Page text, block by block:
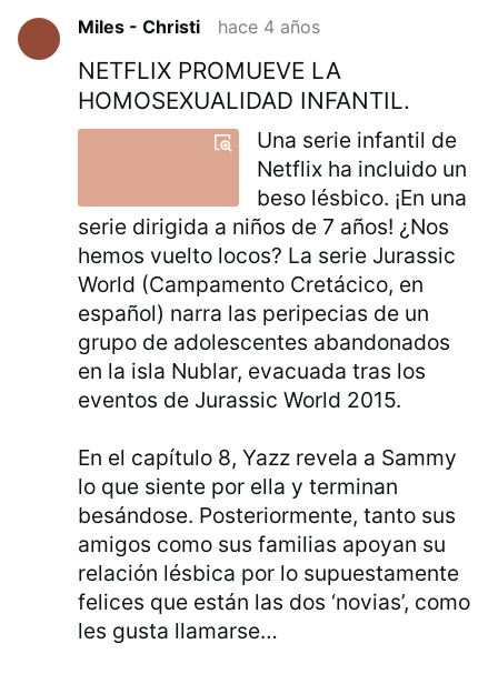
Miles - Christi hace 4 años
NETFLIX PROMUEVE LA
HOMOSEXUALIDAD INFANTIL.
Una serie infantil de
Netflix ha incluido un
beso lésbico. ¡En una
serie dirigida a niños de 7 años! ¿Nos
hemos vuelto locos? La serie Jurassic
World (Campamento Cretácico, en
español) narra las peripecias de un
grupo de adolescentes abandonados
en la isla Nublar, evacuada tras los
eventos de Jurassic World 2015.
En el capítulo 8, Yazz revela a Sammy
lo que siente por ella y terminan
besándose. Posteriormente, tanto sus
amigos como sus familias apoyan su
relación lésbica por lo supuestamente
felices que están las dos ‘novias’, como
les gusta llamarse…